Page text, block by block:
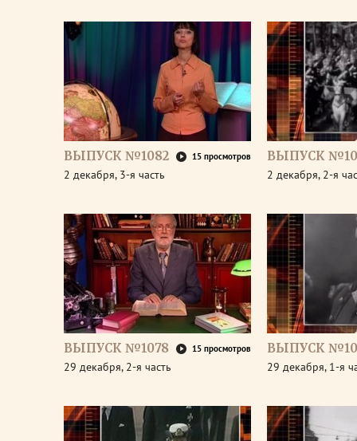
ВЫПУСК №1082 15 просмотров
2 декабря, 3-я часть
ВЫПУСК
2 декабря, 2-я
ВЫПУСК №1078 15 просмотров
29 декабря, 2-я часть
ВЫПУСК
29 декабря, 1-я